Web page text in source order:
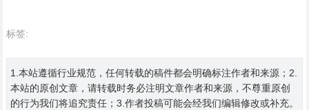
标签:
1.本站遵循行业规范，任何转载的稿件都会明确标注作者和来源；2.
本站的原创文章，请转载时务必注明文章作者和来源，不尊重原创
的行为我们将追究责任；3.作者投稿可能会经我们编辑修改或补充。